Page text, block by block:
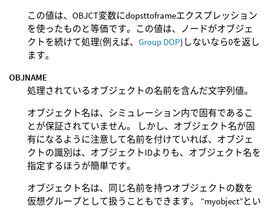
この値は、OBJCT変数にdopsttoframeエクスプレッション
を使ったものと等価です。この値は、ノードがオブジェ
クトを続けて処理(例えば、 Group DOP)しないなら0を返し
ます。
OBJNAME
処理されているオブジェクトの名前を含んだ文字列値。
オブジェクト名は、シミュレーション内で固有であるこ
とが保証されていません。 しかし、オブジェクト名が固
有になるように注意して名前を付けていれば、オブジェ
クトの識別は、オブジェクトIDよりも、オブジェクト名を
指定するほうが簡単です。
オブジェクト名は、同じ名前を持つオブジェクトの数を
仮想グループとして扱うこともできます。 “myobject”とい